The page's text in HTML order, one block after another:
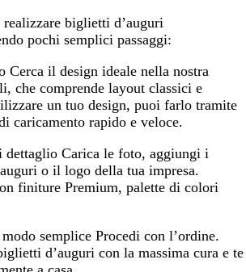
biglietti d’auguri
pochi semplici passaggi:
Cerca il design ideale nella nostra
che comprende layout classici e
un tuo design, puoi farlo tramite
caricamento rapido e veloce.
dettaglio Carica le foto, aggiungi i
o il logo della tua impresa.
finiture Premium, palette di colori
semplice Procedi con l’ordine.
d’auguri con la massima cura e te